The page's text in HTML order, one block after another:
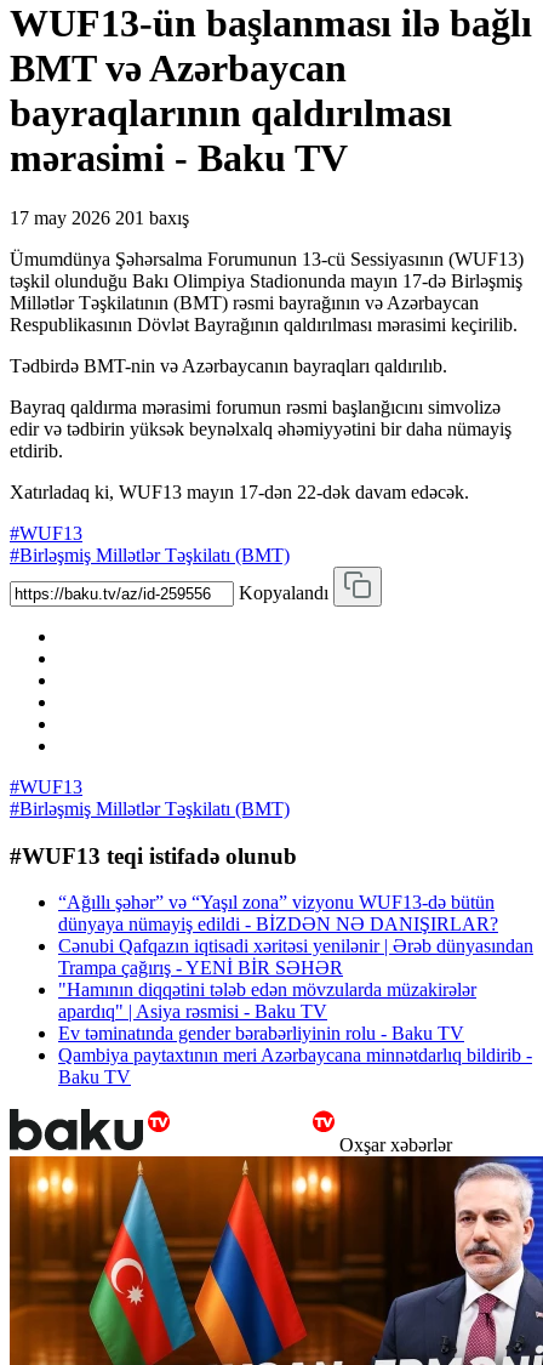
WUF13-ün başlanması ilə bağlı
BMT və Azərbaycan
bayraqlarının qaldırılması
mərasimi - Baku TV
17 may 2026 201 baxış
Ümumdünya Şəhərsalma Forumunun 13-cü Sessiyasının (WUF13)
təşkil olunduğu Bakı Olimpiya Stadionunda mayın 17-də Birləşmiş
Millətlər Təşkilatının (BMT) rəsmi bayrağının və Azərbaycan
Respublikasının Dövlət Bayrağının qaldırılması mərasimi keçirilib.
Tədbirdə BMT-nin və Azərbaycanın bayraqları qaldırılıb.
Bayraq qaldırma mərasimi forumun rəsmi başlanğıcını simvolizə
edir və tədbirin yüksək beynəlxalq əhəmiyyətini bir daha nümayiş
etdirib.
Xatırladaq ki, WUF13 mayın 17-dən 22-dək davam edəcək.
#WUF13
#Birləşmiş Millətlər Təşkilatı (BMT)
Kopyalandı
#WUF13
#Birləşmiş Millətlər Təşkilatı (BMT)
#WUF13 teqi istifadə olunub
“Ağıllı şəhər” və “Yaşıl zona” vizyonu WUF13-də bütün
dünyaya nümayiş edildi - BİZDƏN NƏ DANIŞIRLAR?
Cənubi Qafqazın iqtisadi xəritəsi yenilənir | Ərəb dünyasından
Trampa çağırış - YENİ BİR SƏHƏR
"Hamının diqqətini tələb edən mövzularda müzakirələr
apardıq" | Asiya rəsmisi - Baku TV
Ev təminatında gender bərabərliyinin rolu - Baku TV
Qambiya paytaxtının meri Azərbaycana minnətdarlıq bildirib -
Baku TV
Oxşar xəbərlər